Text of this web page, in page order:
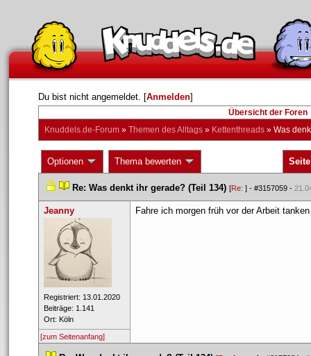
Du bist nicht angemeldet. [Anmelden]
Übersicht der Foren
Knuddels.de-Forum » Themen des Alltag » Kettenthread » Was
Optionen Thema bewerten
Re: Was denkt ihr gerade? (Teil 134) [Re: ] - #3157059 -
Jeanny
Registriert: 13.01.2020
Beiträge: 1.141
Ort: Köln
Fahre ich morgen früh vor der Arbeit
[zum Seitenanfang]